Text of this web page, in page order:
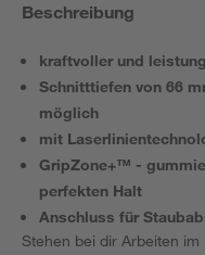
Beschreibung
kraftvoller und
Schnitttiefen von 66
möglich
mit
GripZone+™ -
perfekten Halt
Anschluss für
Stehen bei dir Arbeiten